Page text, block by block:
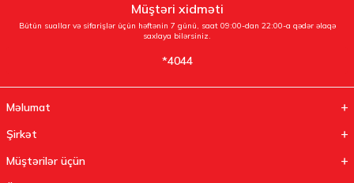
Müştəri xidməti
Bütün suallar və sifarişlər üçün həftənin 7 günü, saat 09:00-dan 22:00-a qədər əlaqə
saxlaya bilərsiniz.
*4044
Məlumat
Şirkət
Müştərilər üçün